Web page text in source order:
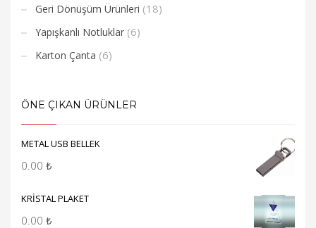
Geri Dönüşüm Ürünleri (18)
Yapışkanlı Notluklar (6)
Karton Çanta (6)
ÖNE ÇIKAN ÜRÜNLER
METAL USB BELLEK
0.00 ₺
KRİSTAL PLAKET
0.00 ₺